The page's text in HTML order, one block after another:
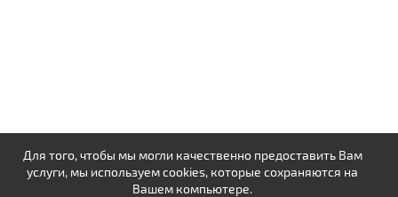
Для того, чтобы мы могли качественно предоставить Вам
услуги, мы используем cookies, которые сохраняются на
Вашем компьютере.